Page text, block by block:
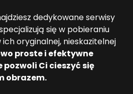
dedykowane serwisy
się w pobieraniu
oryginalnej, nieskazitelnej
proste i efektywne
Ci cieszyć się
obrazem.